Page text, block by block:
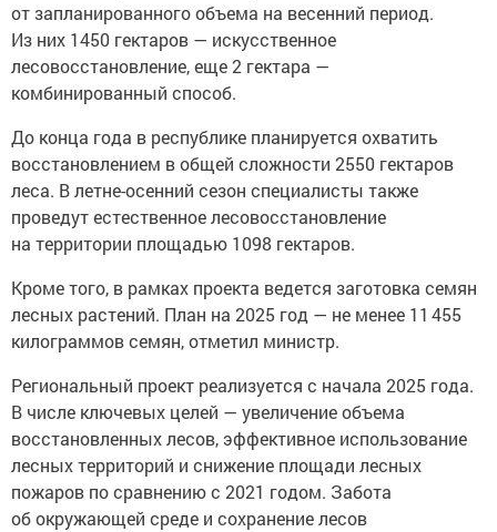
от запланированного объема на весенний период.
Из них 1450 гектаров — искусственное
лесовосстановление, еще 2 гектара —
комбинированный способ.
До конца года в республике планируется охватить
восстановлением в общей сложности 2550 гектаров
леса. В летне-осенний сезон специалисты также
проведут естественное лесовосстановление
на территории площадью 1098 гектаров.
Кроме того, в рамках проекта ведется заготовка семян
лесных растений. План на 2025 год — не менее 11 455
килограммов семян, отметил министр.
Региональный проект реализуется с начала 2025 года.
В числе ключевых целей — увеличение объема
восстановленных лесов, эффективное использование
лесных территорий и снижение площади лесных
пожаров по сравнению с 2021 годом. Забота
об окружающей среде и сохранение лесов